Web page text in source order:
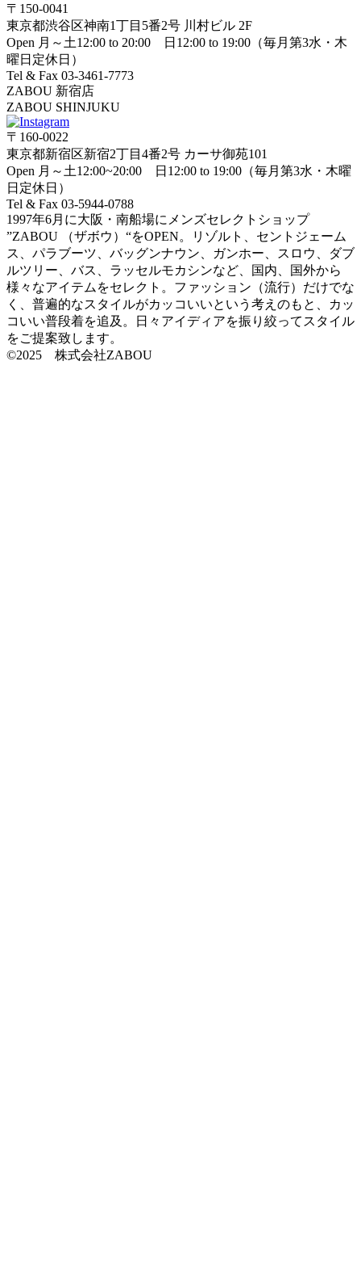
〒150-0041
東京都渋谷区神南1丁目5番2号 川村ビル 2F
Open 月～土12:00 to 20:00 日12:00 to 19:00（毎月第3水・木
曜日定休日）
Tel & Fax 03-3461-7773
ZABOU 新宿店
ZABOU SHINJUKU
〒160-0022
東京都新宿区新宿2丁目4番2号 カーサ御苑101
Open 月～土12:00~20:00 日12:00 to 19:00（毎月第3水・木曜
日定休日）
Tel & Fax 03-5944-0788
1997年6月に大阪・南船場にメンズセレクトショップ
”ZABOU （ザボウ）“をOPEN。リゾルト、セントジェーム
ス、パラブーツ、バッグンナウン、ガンホー、スロウ、ダブ
ルツリー、バス、ラッセルモカシンなど、国内、国外から
様々なアイテムをセレクト。ファッション（流行）だけでな
く、普遍的なスタイルがカッコいいという考えのもと、カッ
コいい普段着を追及。日々アイディアを振り絞ってスタイル
をご提案致します。
©2025 株式会社ZABOU